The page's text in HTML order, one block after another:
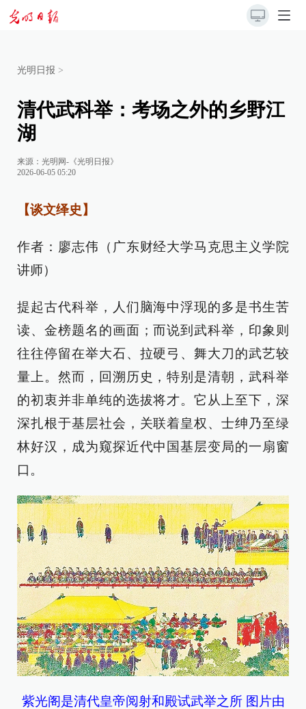
光明日报 >
清代武科举：考场之外的乡野江
湖
来源： 光明网-《光明日报》
2026-06-05 05:20
【谈文绎史】
作者：廖志伟（广东财经大学马克思主义学院
讲师）
提起古代科举，人们脑海中浮现的多是书生苦
读、金榜题名的画面；而说到武科举，印象则
往往停留在举大石、拉硬弓、舞大刀的武艺较
量上。然而，回溯历史，特别是清朝，武科举
的初衷并非单纯的选拔将才。它从上至下，深
深扎根于基层社会，关联着皇权、士绅乃至绿
林好汉，成为窥探近代中国基层变局的一扇窗
口。
紫光阁是清代皇帝阅射和殿试武举之所 图片由